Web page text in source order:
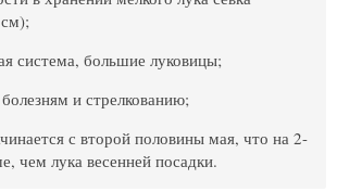
система, большие луковицы;
и стрелкованию;
с второй половины мая, что на 2-
чем лука весенней посадки.